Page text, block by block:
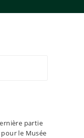
partie
le Musée